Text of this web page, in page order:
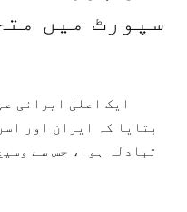
سپورٹ میں
ایک اعلیٰ ایرانی
بتایا کہ ایران اور
تبادلہ ہوا، جس سے